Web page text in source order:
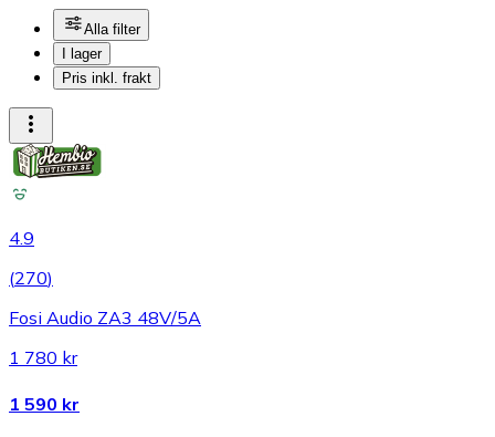
Alla filter
I lager
Pris inkl. frakt
4.9
(270)
Fosi Audio ZA3 48V/5A
1 780 kr
1 590 kr